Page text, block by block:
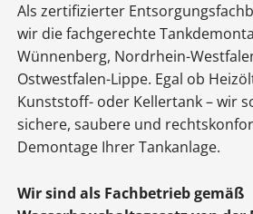
Als zertifizierter
wir die fachgerechte
Wünnenberg, Nordrhein-
Ostwestfalen-Lippe. Egal ob
Kunststoff- oder Kellertank – wir
sichere, saubere und
Demontage Ihrer Tankanlage.
Wir sind als Fachbetrieb gemäß